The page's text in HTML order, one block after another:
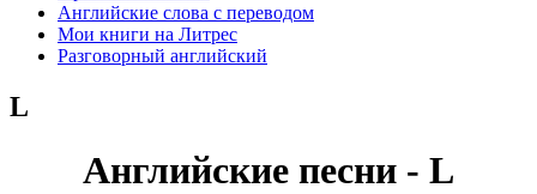
Английские слова с переводом
Мои книги на Литрес
Разговорный английский
L
Английские песни - L